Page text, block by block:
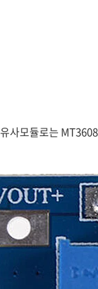
사모듈로는